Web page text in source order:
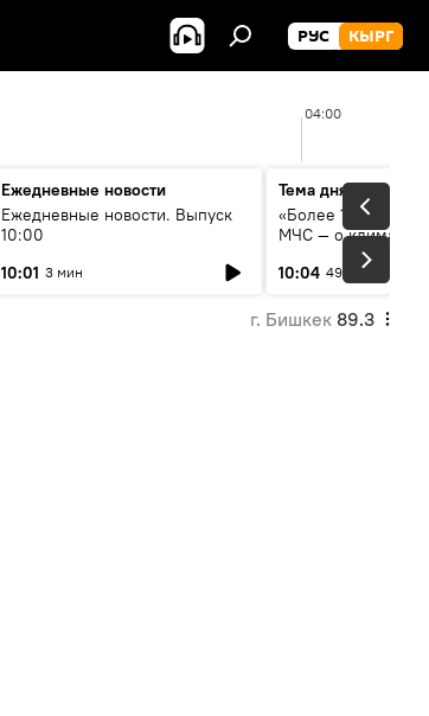
РУС КЫРГ
04:00
Ежедневные новости
Ежедневные новости. Выпуск
10:00
10:01 3 мин
Тема дня
«Более 1200 сёл в
МЧС — о климате,
системе
населения
10:04 49 мин
г. Бишкек 89.3